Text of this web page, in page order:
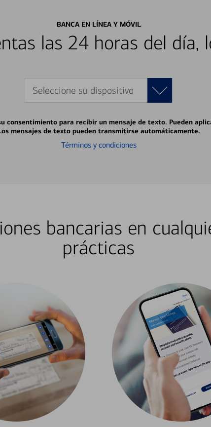
BANCA EN LÍNEA Y MÓVIL
las 24 horas del día,
Seleccione su dispositivo
consentimiento para recibir un mensaje de texto. Pueden
mensajes de texto pueden transmitirse automáticamente.
Términos y condiciones
bancarias en
prácticas